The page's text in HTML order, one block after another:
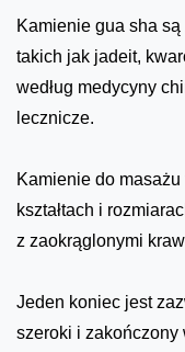
Kamienie gua sha
takich jak jadeit,
według medycyny
lecznicze.
Kamienie do
kształtach i
z zaokrąglonymi
Jeden koniec jest
szeroki i zakończony